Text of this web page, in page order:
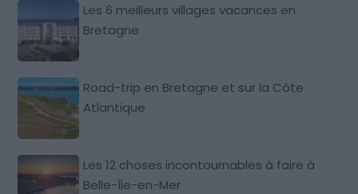
Les 6 meilleurs villages vacances en
Bretagne
Road-trip en Bretagne et sur la Côte
Atlantique
Les 12 choses incontournables à faire à
Belle-Île-en-Mer